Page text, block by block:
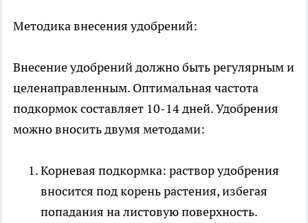
Методика внесения удобрений:
Внесение удобрений должно быть регулярным и
целенаправленным. Оптимальная частота
подкормок составляет 10-14 дней. Удобрения
можно вносить двумя методами:
Корневая подкормка: раствор удобрения
вносится под корень растения, избегая
попадания на листовую поверхность.